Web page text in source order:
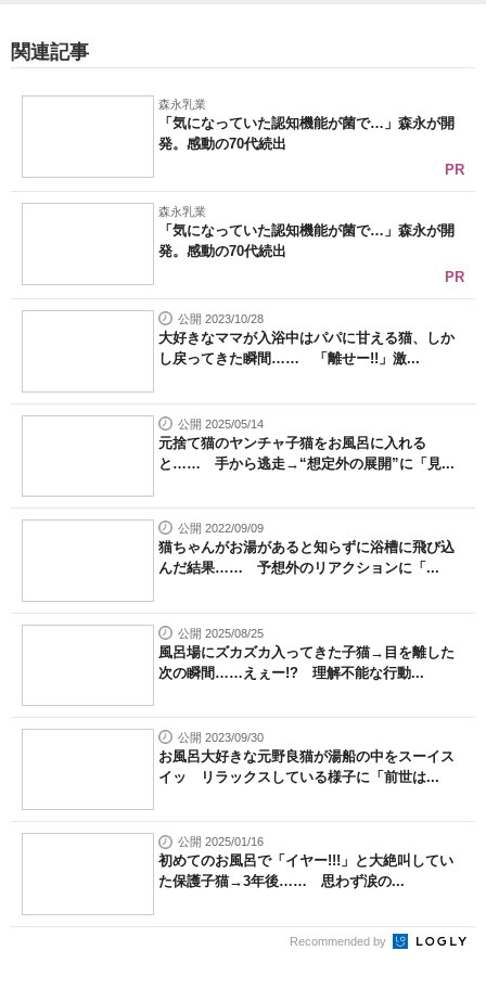
関連記事
森永乳業
「気になっていた認知機能が菌で…」森永が開
発。感動の70代続出
PR
森永乳業
「気になっていた認知機能が菌で…」森永が開
発。感動の70代続出
PR
公開 2023/10/28
大好きなママが入浴中はパパに甘える猫、しか
し戻ってきた瞬間…… 「離せー!!」激...
公開 2025/05/14
元捨て猫のヤンチャ子猫をお風呂に入れる
と…… 手から逃走→“想定外の展開”に「見...
公開 2022/09/09
猫ちゃんがお湯があると知らずに浴槽に飛び込
んだ結果…… 予想外のリアクションに「...
公開 2025/08/25
風呂場にズカズカ入ってきた子猫→目を離した
次の瞬間……えぇー!? 理解不能な行動...
公開 2023/09/30
お風呂大好きな元野良猫が湯船の中をスーイス
イッ リラックスしている様子に「前世は...
公開 2025/01/16
初めてのお風呂で「イヤー!!!」と大絶叫してい
た保護子猫→3年後…… 思わず涙の...
Recommended by